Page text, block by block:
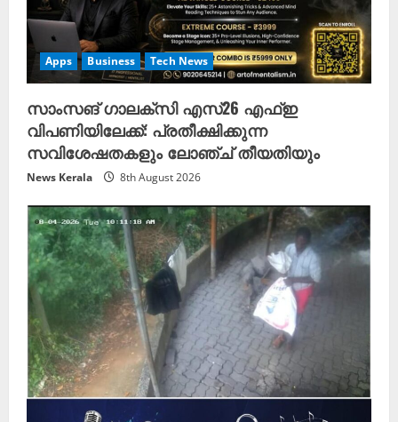
Apps Business Tech News
സാംസങ് ഗാലക്സി എസ്26 എഫ്ഇ
വിപണിയിലേക്ക്: പ്രതീക്ഷിക്കുന്ന
സവിശേഷതകളും ലോഞ്ച് തീയതിയും
News Kerala 8th August 2026